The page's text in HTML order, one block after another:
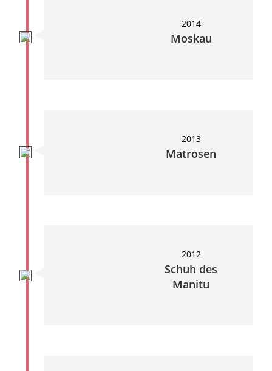
2014
Moskau
2013
Matrosen
2012
Schuh des
Manitu